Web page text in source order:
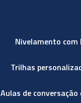
Nivelamento com
Trilhas
Aulas de conversação